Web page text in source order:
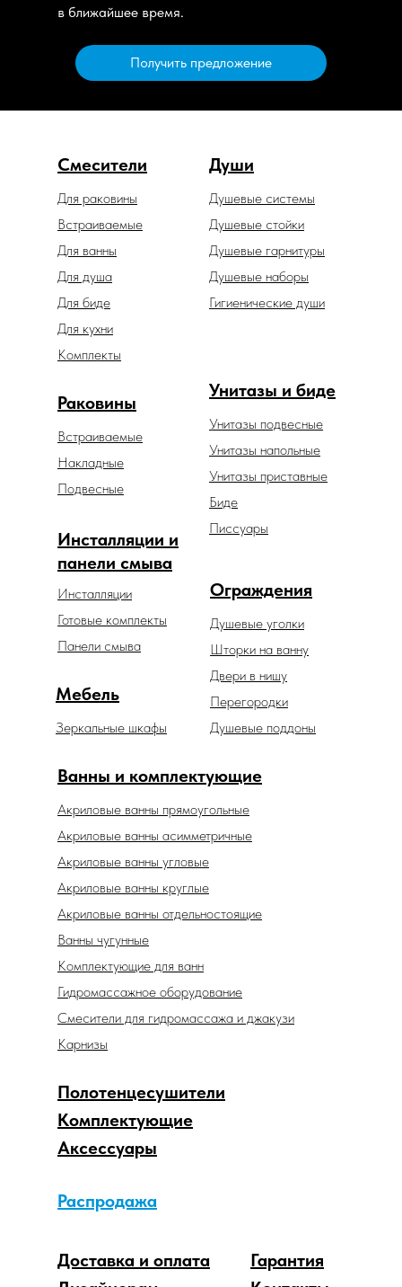
в ближайшее время.
Получить предложение
Смесители Души
Душевые гарнитуры
Душевые системы
Гигиенические души
Душевые наборы
Унитазы и биде
Унитазы подвесные
Унитазы напольные
Унитазы приставные
Раковины
Встраиваемые
Накладные
Подвесные
Встраиваемые
Для биде
Для ванны
Для душа
Для раковины
Для кухни
Ванны и комплектующие
Акриловые ванны прямоугольные
Зеркальные шкафы
Мебель
Ограждения
Душевые уголки
Шторки на ванну
Двери в нишу
Перегородки
Аксессуары
Распродажа
Комплектующие
Доставка и оплата
Гарантия
Душевые стойки
Биде
Душевые поддоны
Акриловые ванны отдельностоящие
Акриловые ванны асимметричные
Акриловые ванны угловые
Акриловые ванны круглые
Ванны чугунные
Комплектующие для ванн
Гидромассажное оборудование
Смесители для гидромассажа и джакузи
Карнизы
Полотенцесушители
Инсталляции и
панели смыва
Инсталляции
Готовые комплекты
Панели смыва
Комплекты
Писсуары